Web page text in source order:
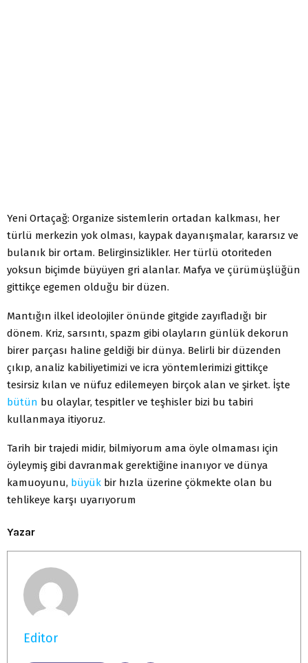
Yeni Ortaçağ: Organize sistemlerin ortadan kalkması, her
türlü merkezin yok olması, kaypak dayanışmalar, kararsız ve
bulanık bir ortam. Belirginsizlikler. Her türlü otoriteden
yoksun biçimde büyüyen gri alanlar. Mafya ve çürümüşlüğün
gittikçe egemen olduğu bir düzen.
Mantığın ilkel ideolojiler önünde gitgide zayıfladığı bir
dönem. Kriz, sarsıntı, spazm gibi olayların günlük dekorun
birer parçası haline geldiği bir dünya. Belirli bir düzenden
çıkıp, analiz kabiliyetimizi ve icra yöntemlerimizi gittikçe
tesirsiz kılan ve nüfuz edilemeyen birçok alan ve şirket. İşte
bütün bu olaylar, tespitler ve teşhisler bizi bu tabiri
kullanmaya itiyoruz.
Tarih bir trajedi midir, bilmiyorum ama öyle olmaması için
öyleymiş gibi davranmak gerektiğine inanıyor ve dünya
kamuoyunu, büyük bir hızla üzerine çökmekte olan bu
tehlikeye karşı uyarıyorum
Yazar
Editor